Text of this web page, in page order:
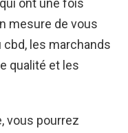
ont une fois
mesure de vous
les marchands
qualité et les
vous pourrez